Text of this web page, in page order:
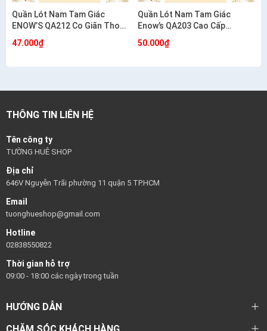
Quần Lót Nam Tam Giác
ENOW’S QA212 Co Giãn Thoải
Mái Ôm Dáng
47.000₫
Quần Lót Nam Tam Giác
Enow’s QA203 Cao Cấp
Cotton Co Giãn 4 Chiều
50.000₫
THÔNG TIN LIÊN HỆ
Tên công ty
TƯỜNG HUÊ SHOP
Địa chỉ
646V Nguyễn Trãi phường 11 quận 5 TP.HCM
Email
tuonghueshop@gmail.com
Hotline
02838550822
Thời gian hỗ trợ
09:00 - 18:00 các ngày trong tuần
HƯỚNG DẪN